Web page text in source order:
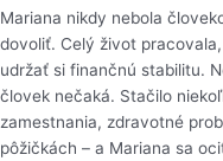
Mariana nikdy nebola
dovoliť. Celý život
udržať si finančnú stabilitu.
človek nečaká. Stačilo
zamestnania, zdravotné
pôžičkách – a Mariana sa